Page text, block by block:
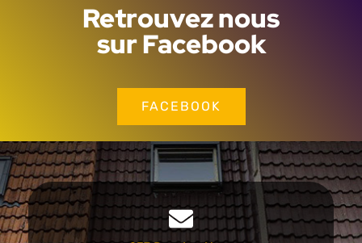
Retrouvez nous
sur Facebook
FACEBOOK